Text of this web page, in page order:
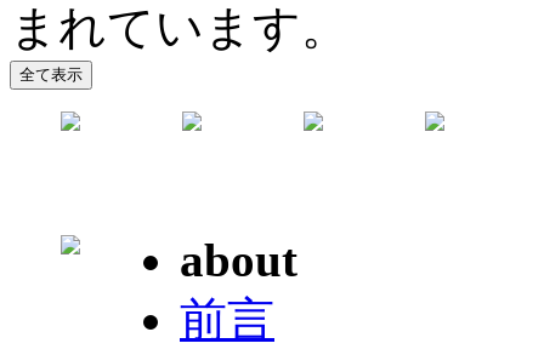
まれています。
about
前言